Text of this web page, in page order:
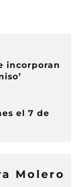
incorporan
el 7 de
Molero